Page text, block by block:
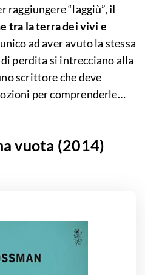
raggiungere “laggiù”, il
tra la terra dei vivi e
ad aver avuto la stessa
perdita si intrecciano alla
scrittore che deve
per comprenderle…
vuota (2014)